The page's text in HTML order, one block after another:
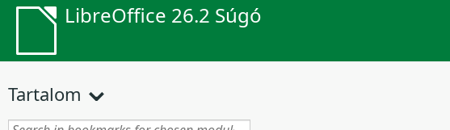
LibreOffice 26.2 Súgó
Tartalom